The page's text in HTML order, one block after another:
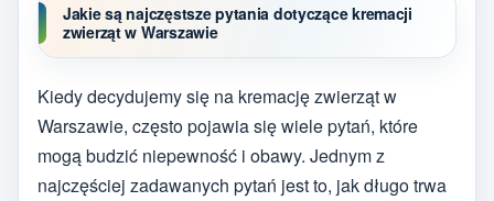
Jakie są najczęstsze pytania dotyczące kremacji
zwierząt w Warszawie
Kiedy decydujemy się na kremację zwierząt w
Warszawie, często pojawia się wiele pytań, które
mogą budzić niepewność i obawy. Jednym z
najczęściej zadawanych pytań jest to, jak długo trwa